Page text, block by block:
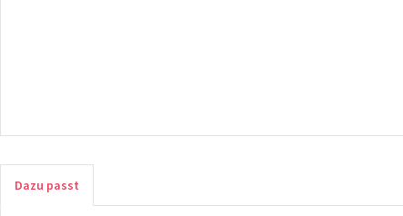
Dazu passt